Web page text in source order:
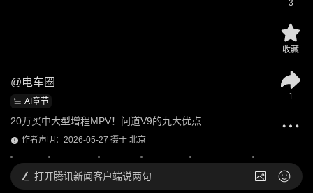
@电车圈
AI章节
20万买中大型增程MPV！问道V9的九大优点
作者声明：2026-05-27 摄于 北京
3
收藏
1
打开腾讯新闻客户端说两句